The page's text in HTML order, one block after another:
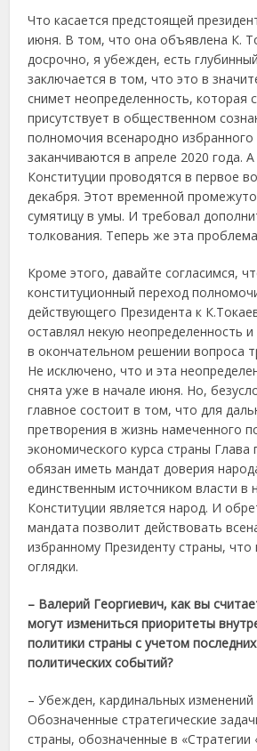
Что касается предстоящей
июня. В том, что она объявлена К.
досрочно, я убежден, есть
заключается в том, что это в
снимет неопределенность, которая
присутствует в общественном
полномочия всенародно избранного
заканчиваются в апреле 2020 года.
Конституции проводятся в первое
декабря. Этот временной
сумятицу в умы. И требовал
толкования. Теперь же эта
Кроме этого, давайте согласимся,
конституционный переход
действующего Президента к
оставлял некую неопределенность и
в окончательном решении вопроса
Не исключено, что и эта
снята уже в начале июня. Но,
главное состоит в том, что для
претворения в жизнь намеченного
экономического курса страны Глава
обязан иметь мандат доверия
единственным источником власти в
Конституции является народ. И
мандата позволит действовать
избранному Президенту страны, что
оглядки.
– Валерий Георгиевич, как вы
могут измениться приоритеты
политики страны с учетом
политических событий?
– Убежден, кардинальных изменений
Обозначенные стратегические
страны, обозначенные в «Стратегии